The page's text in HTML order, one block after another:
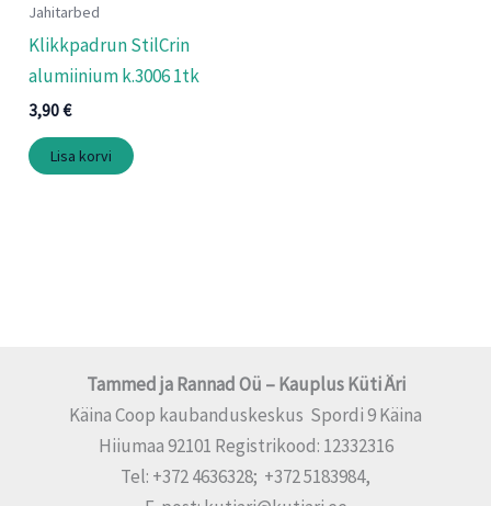
Jahitarbed
Klikkpadrun StilCrin
alumiinium k.3006 1tk
3,90€
Lisa korvi
Tammed ja Rannad Oü – Kauplus Küti Äri
Käina Coop kaubanduskeskus Spordi 9 Käina
Hiiumaa 92101 Registrikood: 12332316
Tel: +372 4636328; +372 5183984,